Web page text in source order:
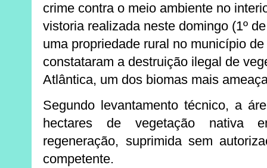
crime contra o meio ambiente no
vistoria realizada neste domingo (1º
uma propriedade rural no município
constataram a destruição ilegal de
Atlântica, um dos biomas mais
Segundo levantamento técnico, a
hectares de vegetação nativa
regeneração, suprimida sem
competente.